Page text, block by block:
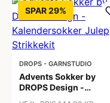
SPAR 29%
DROPS - GARNSTUDIO
Advents Sokker by
DROPS Design -